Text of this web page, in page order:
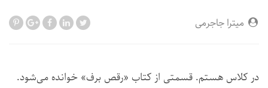
میترا جاجرمی
در کلاس هستم. قسمتی از کتاب «رقص برف» خوانده می‌شود.